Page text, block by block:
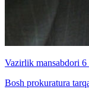
Vazirlik mansabdori
Bosh prokuratura